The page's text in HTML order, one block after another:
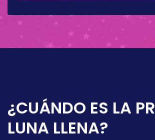
¿CUÁNDO ES LA
LUNA LLENA?